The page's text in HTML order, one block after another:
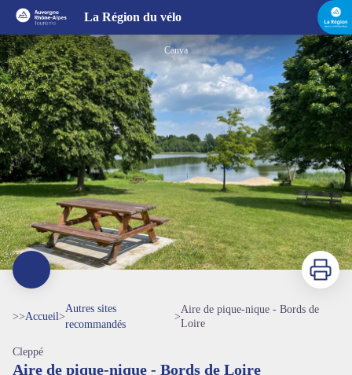
La Région du vélo
Canva
Imprimer
>>Accueil>
Autres sites
recommandés
>
Aire de pique-nique - Bords de
Loire
Cleppé
Aire de pique-nique - Bords de Loire